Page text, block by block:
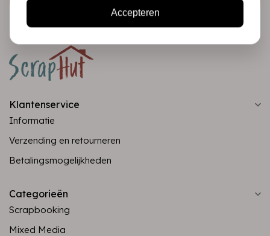
Klantenservice
Informatie
Verzending en retourneren
Betalingsmogelijkheden
Categorieën
Scrapbooking
Mixed Media
Accepteren